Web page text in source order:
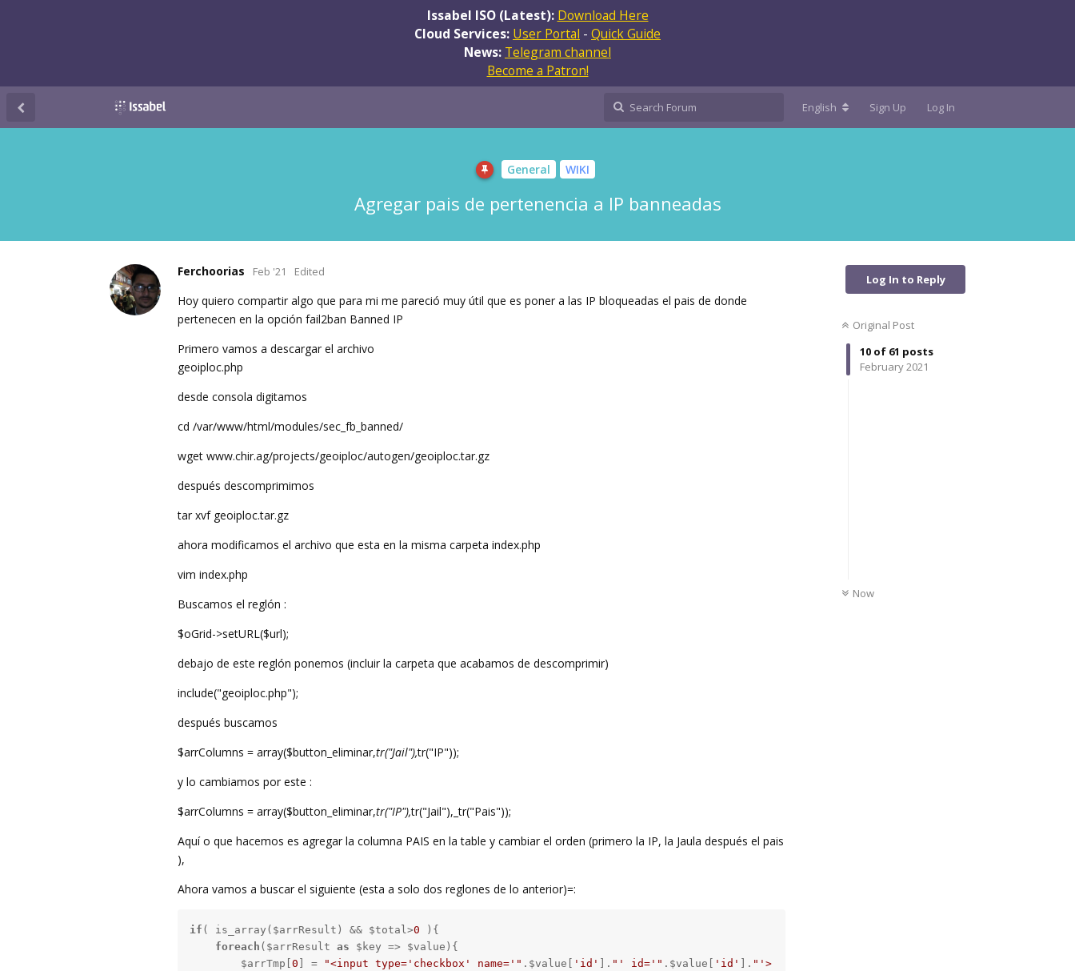
Issabel ISO (Latest): Download Here
Cloud Services: User Portal - Quick Guide
News: Telegram channel
Become a Patron!
English Sign Up Log In
General WIKI
Agregar pais de pertenencia a IP banneadas
Log In to Reply
Original Post
10 of 61 posts
February 2021
Now
Ferchoorias Feb '21 Edited
Hoy quiero compartir algo que para mi me pareció muy útil que es poner a las IP bloqueadas el pais de donde
pertenecen en la opción fail2ban Banned IP
Primero vamos a descargar el archivo
geoiploc.php
desde consola digitamos
cd /var/www/html/modules/sec_fb_banned/
wget www.chir.ag/projects/geoiploc/autogen/geoiploc.tar.gz
después descomprimimos
tar xvf geoiploc.tar.gz
ahora modificamos el archivo que esta en la misma carpeta index.php
vim index.php
Buscamos el reglón :
$oGrid->setURL($url);
debajo de este reglón ponemos (incluir la carpeta que acabamos de descomprimir)
include("geoiploc.php");
después buscamos
$arrColumns = array($button_eliminar,tr("Jail"),tr("IP"));
y lo cambiamos por este :
$arrColumns = array($button_eliminar,tr("IP"),tr("Jail"),_tr("Pais"));
Aquí o que hacemos es agregar la columna PAIS en la table y cambiar el orden (primero la IP, la Jaula después el pais
),
Ahora vamos a buscar el siguiente (esta a solo dos reglones de lo anterior)=:
if ( is_array($arrResult) && $total>0 ){
foreach ($arrResult as $key => $value){
        $arrTmp[
0 ] = "<input type='checkbox' name='" .$value[ 'id' ]. "' id='" .$value[ 'id' ]. "'>"